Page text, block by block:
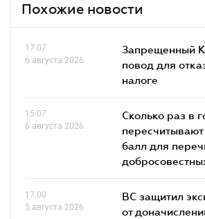
Похожие новости
17.07
6 августа 2026
Запрещенный
повод для
налоге
15.07
6 августа 2026
Сколько раз в
балл для
17.00
5 августа 2026
ВС защитил
от